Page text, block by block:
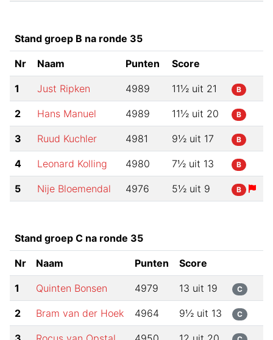
Stand groep B na ronde 35
Nr Naam Punten Score
1 Just Ripken 4989 11½ uit 21 B
2 Hans Manuel 4989 11½ uit 20 B
3 Ruud Kuchler 4981 9½ uit 17 B
4 Leonard Kolling 4980 7½ uit 13 B
5 Nije Bloemendal 4976 5½ uit 9 B
Stand groep C na ronde 35
Nr Naam Punten Score
1 Quinten Bonsen 4979 13 uit 19 C
2 Bram van der Hoek 4964 9½ uit 13 C